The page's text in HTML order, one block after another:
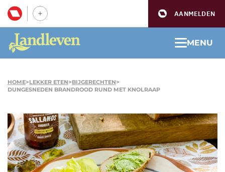
AANMELDEN
MENU
HOME>LEKKER ETEN>BIJGERECHTEN>
DUNGESNEDEN BRANDROOD RUND MET KNOLRAAP